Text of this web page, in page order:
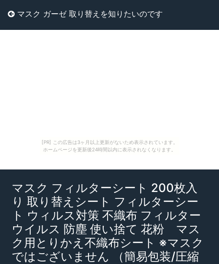
[PR] この広告は3ヶ月以上更新がないため表示されています。
ホームページを更新後24時間以内に表示されなくなります。
マスク ガーゼ 取り替えを知りたいのです
マスク フィルターシート 200枚入
り 取り替えシート フィルターシー
ト ウィルス対策 不織布 フィルター
ウイルス 防塵 使い捨て 花粉 マス
ク用とりかえ不織布シート ※マスク
ではございません （簡易包装/圧縮